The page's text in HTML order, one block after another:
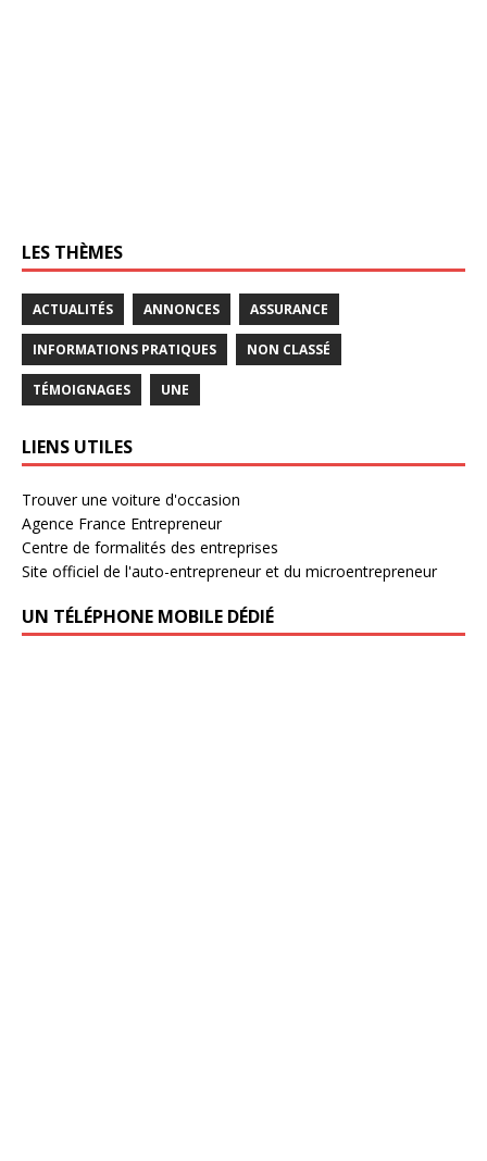
LES THÈMES
ACTUALITÉS ANNONCES ASSURANCE
INFORMATIONS PRATIQUES NON CLASSÉ
TÉMOIGNAGES UNE
LIENS UTILES
Trouver une voiture d'occasion
Agence France Entrepreneur
Centre de formalités des entreprises
Site officiel de l'auto-entrepreneur et du microentrepreneur
UN TÉLÉPHONE MOBILE DÉDIÉ